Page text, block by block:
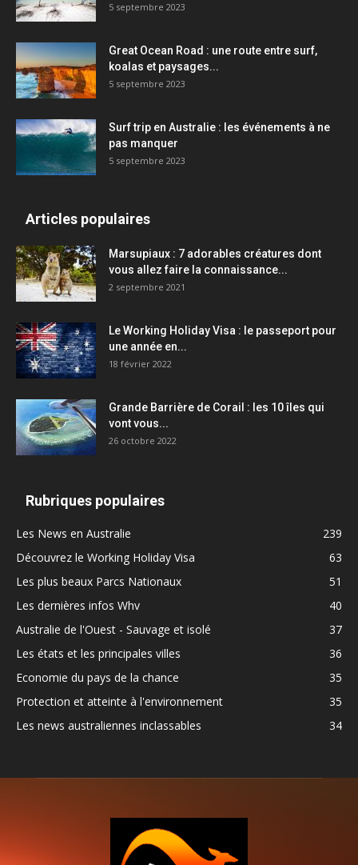
5 septembre 2023
Great Ocean Road : une route entre surf,
koalas et paysages...
5 septembre 2023
Surf trip en Australie : les événements à ne
pas manquer
5 septembre 2023
Articles populaires
Marsupiaux : 7 adorables créatures dont
vous allez faire la connaissance...
2 septembre 2021
Le Working Holiday Visa : le passeport pour
une année en...
18 février 2022
Grande Barrière de Corail : les 10 îles qui
vont vous...
26 octobre 2022
Rubriques populaires
Les News en Australie
239
Découvrez le Working Holiday Visa
63
Les plus beaux Parcs Nationaux
51
Les dernières infos Whv
40
Australie de l'Ouest - Sauvage et isolé
37
Les états et les principales villes
36
Economie du pays de la chance
35
Protection et atteinte à l'environnement
35
Les news australiennes inclassables
34